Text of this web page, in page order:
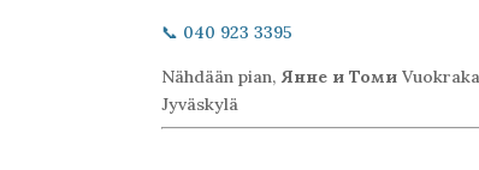
📞 040 923 3395
Nähdään pian,Янне и Томи
Jyväskylä